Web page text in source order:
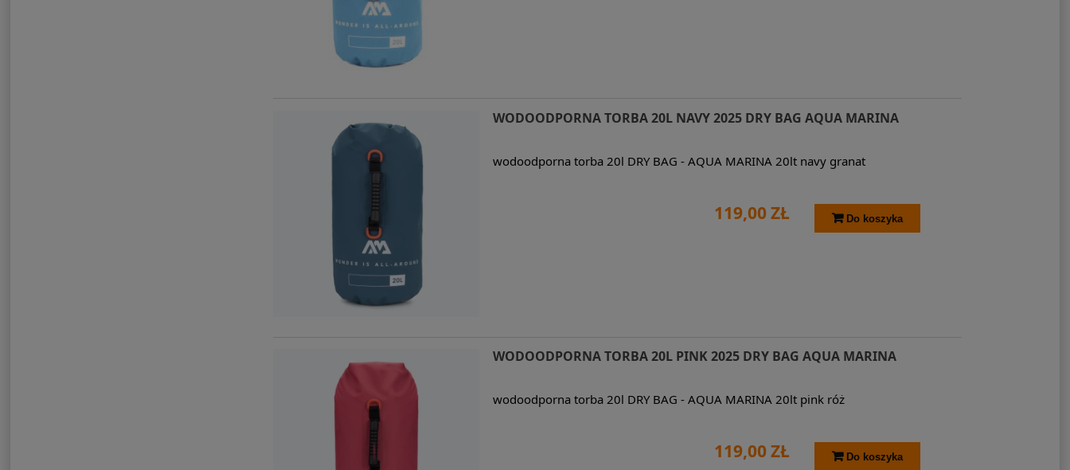
WODOODPORNA TORBA 20L NAVY 2025 DRY BAG AQUA MARINA
wodoodporna torba 20l DRY BAG - AQUA MARINA 20lt navy granat
119,00 ZŁ Do koszyka
WODOODPORNA TORBA 20L PINK 2025 DRY BAG AQUA MARINA
wodoodporna torba 20l DRY BAG - AQUA MARINA 20lt pink róż
119,00 ZŁ Do koszyka